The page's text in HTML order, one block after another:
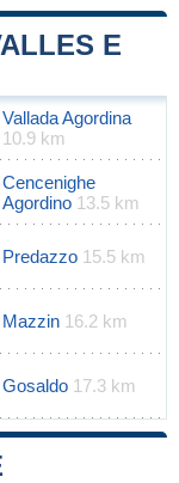
E
Vallada Agordina
10.9 km
Cencenighe
Agordino 13.5 km
Predazzo 15.5 km
Mazzin 16.2 km
Gosaldo 17.3 km